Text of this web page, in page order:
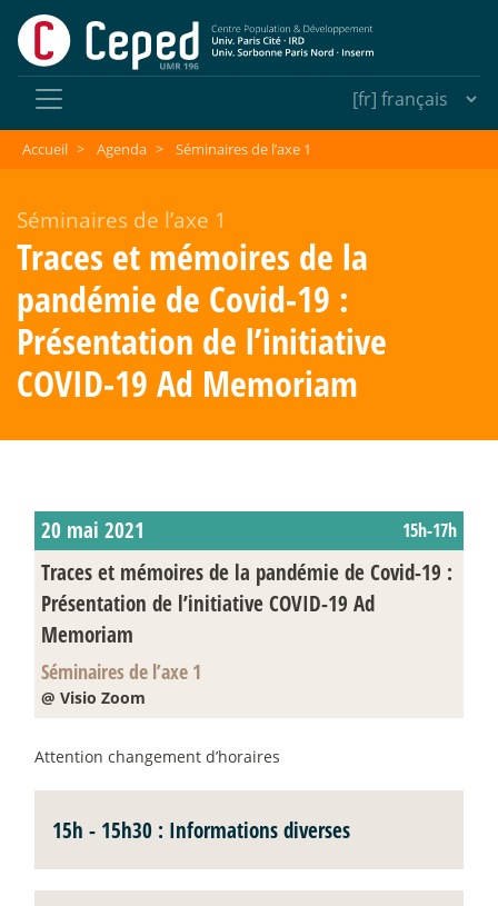
Accueil > Agenda > Séminaires de l’axe 1
Séminaires de l’axe 1
Traces et mémoires de la
pandémie de Covid-19 :
Présentation de l’initiative
COVID-19 Ad Memoriam
20 mai 2021 15h-17h
Traces et mémoires de la pandémie de Covid-19 :
Présentation de l’initiative COVID-19 Ad
Memoriam
Séminaires de l’axe 1
@ Visio Zoom
Attention changement d’horaires
15h - 15h30 : Informations diverses